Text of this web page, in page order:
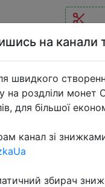
каналі:
на канали
швидкого
на роздліли монет
для більшої
канал зі
збирач